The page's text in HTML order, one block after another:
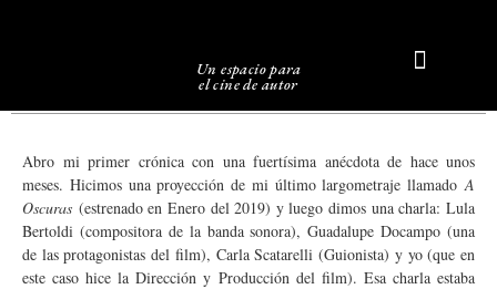
Un espacio para
el cine de autor
Abro mi primer crónica con una fuertísima anécdota de hace unos
meses. Hicimos una proyección de mi último largometraje llamadoA
Oscuras (estrenado en Enero del 2019) y luego dimos una charla: Lula
Bertoldi (compositora de la banda sonora), Guadalupe Docampo (una
de las protagonistas del film), Carla Scatarelli (Guionista) y yo (que en
este caso hice la Dirección y Producción del film). Esa charla estaba